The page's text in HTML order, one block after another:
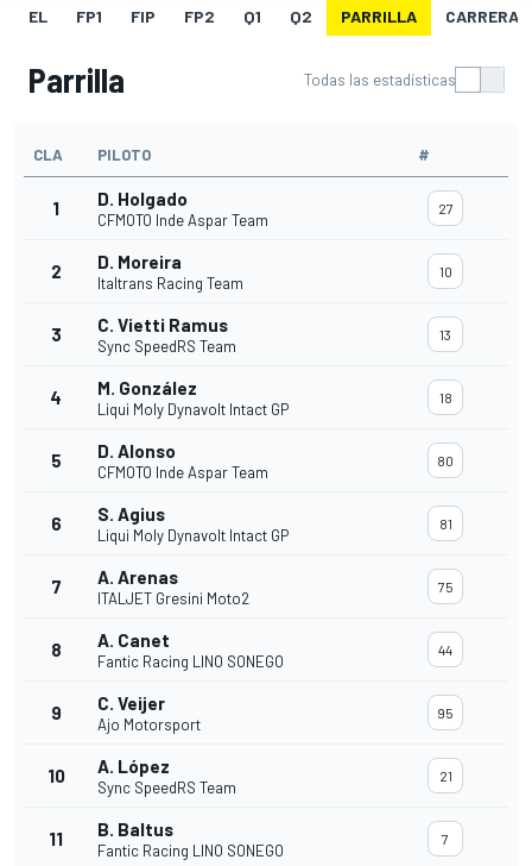
EL FP1 FIP FP2 Q1 Q2 PARRILLA CARRERA
Parrilla Todas las estadísticas
CLA PILOTO #
1 D. Holgado
CFMOTO Inde Aspar Team
27
2 D. Moreira
Italtrans Racing Team
10
3 C. Vietti Ramus
Sync SpeedRS Team
13
4 M. González
Liqui Moly Dynavolt Intact GP
18
5 D. Alonso
CFMOTO Inde Aspar Team
80
6 S. Agius
Liqui Moly Dynavolt Intact GP
81
7 A. Arenas
ITALJET Gresini Moto2
75
8 A. Canet
Fantic Racing LINO SONEGO
44
9 C. Veijer
Ajo Motorsport
95
10 A. López
Sync SpeedRS Team
21
11 B. Baltus
Fantic Racing LINO SONEGO
7